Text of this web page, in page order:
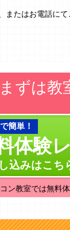
たはお電話にて
まずは教
簡単！
体験
込みはこち
ン教室では無料